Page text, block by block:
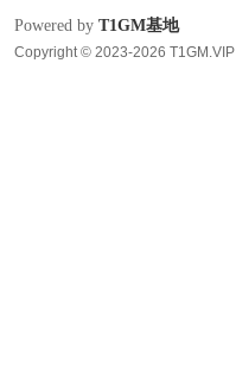
Powered by T1GM基地
Copyright © 2023-2026 T1GM.VIP